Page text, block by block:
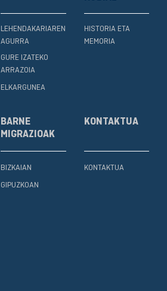
LEHENDAKARIAREN
AGURRA
GURE IZATEKO
ARRAZOIA
ELKARGUNEA
HISTORIA ETA
MEMORIA
BARNE
MIGRAZIOAK
BIZKAIAN
GIPUZKOAN
KONTAKTUA
KONTAKTUA